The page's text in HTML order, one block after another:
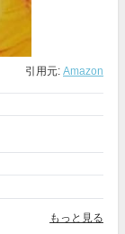
引用元: Amazon
もっと見る